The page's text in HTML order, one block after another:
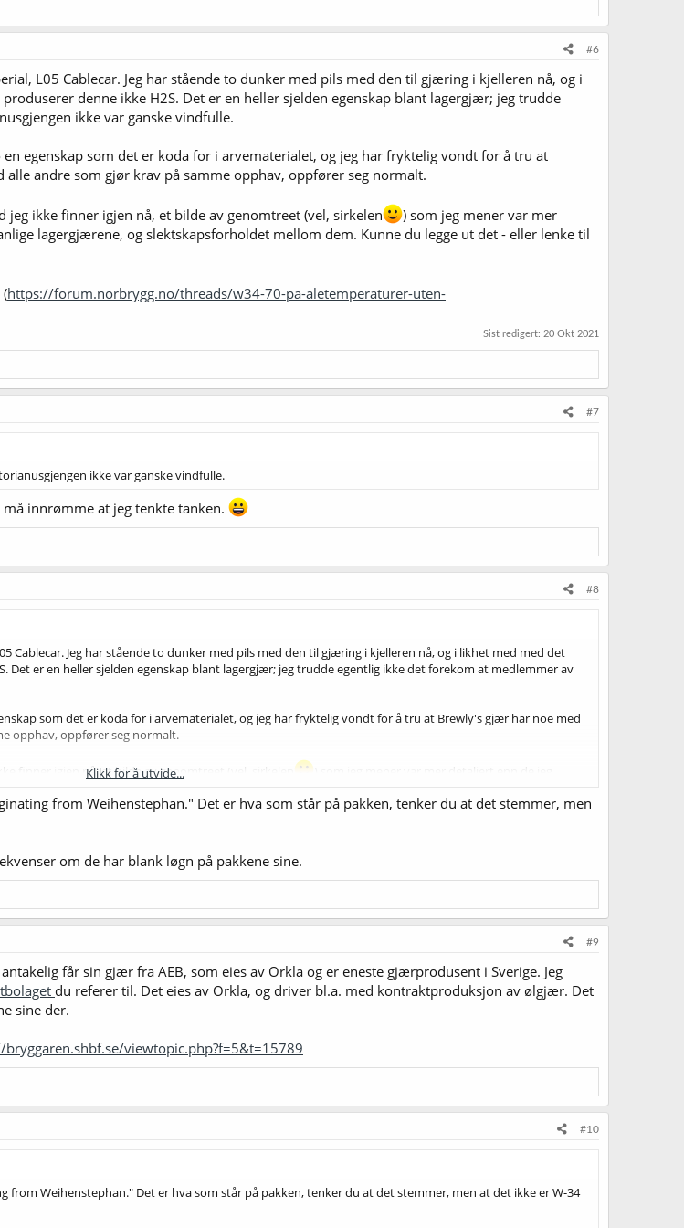
har opplevd svovel, den har høy utgjæring(i Brewfather har jeg satt den til 83% for det er gjennomsnittet,
og det er den reneste lagergjæra jeg har brukt, det er malt og humle som skinner og minimalt bidrag fra
det kan bli kjedelig, men det er sånn jeg liker de lyse lagerølene jeg brygger, krisp og ren.
#6
L05 Cablecar. Jeg har stående to dunker med pils med den til gjæring i kjelleren nå, og i
denne ikke H2S. Det er en heller sjelden egenskap blant lagergjær; jeg trudde
ikke var ganske vindfulle.
egenskap som det er koda for i arvematerialet, og jeg har fryktelig vondt for å tru at
andre som gjør krav på samme opphav, oppfører seg normalt.
jeg ikke finner igjen nå, et bilde av genomtreet (vel, sirkelen
) som jeg mener var mer
lagergjærene, og slektskapsforholdet mellom dem. Kunne du legge ut det - eller lenke til
(https://forum.norbrygg.no/threads/w34-70-pa-aletemperaturer-uten-
Sist redigert: 20 Okt 2021
#7
ikke var ganske vindfulle.
innrømme at jeg tenkte tanken.
#8
Cablecar. Jeg har stående to dunker med pils med den til gjæring i kjelleren nå, og i likhet med med det
Det er en heller sjelden egenskap blant lagergjær; jeg trudde egentlig ikke det forekom at medlemmer av
som det er koda for i arvematerialet, og jeg har fryktelig vondt for å tru at Brewly's gjær har noe med
opphav, oppfører seg normalt.
finner igjen nå, et bilde av genomtreet (vel, sirkelen
) som jeg mener var mer detaljert enn de jeg
Klikk for å utvide...
from Weihenstephan." Det er hva som står på pakken, tenker du at det stemmer, men
om de har blank løgn på pakkene sine.
#9
får sin gjær fra AEB, som eies av Orkla og er eneste gjærprodusent i Sverige. Jeg
du referer til. Det eies av Orkla, og driver bl.a. med kontraktproduksjon av ølgjær. Det
sine der.
bryggaren.shbf.se/viewtopic.php?f=5&t=15789
#10
Weihenstephan." Det er hva som står på pakken, tenker du at det stemmer, men at det ikke er W-34